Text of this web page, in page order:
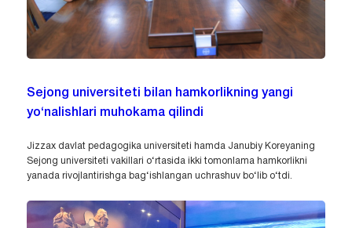
Sejong universiteti bilan hamkorlikning yangi
yo‘nalishlari muhokama qilindi
Jizzax davlat pedagogika universiteti hamda Janubiy Koreyaning
Sejong universiteti vakillari o‘rtasida ikki tomonlama hamkorlikni
yanada rivojlantirishga bag‘ishlangan uchrashuv bo‘lib o‘tdi.